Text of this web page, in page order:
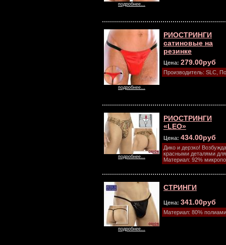
подробнее...
подробнее...
РИОСТРИНГИ
сатиновые на
резинке
Цена: 279.00руб
Производитель: SLC,
подробнее...
РИОСТРИНГИ
«LEO»
Цена: 434.00руб
Дико и дерзко!
красными деталями для
Материал: 92%
подробнее...
СТРИНГИ
Цена: 341.00руб
Материал: 80%